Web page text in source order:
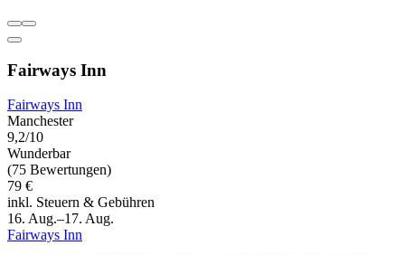
Fairways Inn
Fairways Inn
Manchester
9,2/10
Wunderbar
(75 Bewertungen)
79 €
inkl. Steuern & Gebühren
16. Aug.–17. Aug.
Fairways Inn